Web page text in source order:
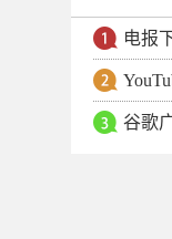
谷歌